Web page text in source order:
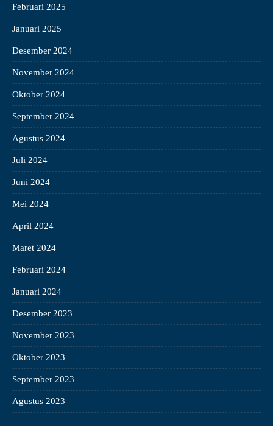
Februari 2025
Januari 2025
Desember 2024
November 2024
Oktober 2024
September 2024
Agustus 2024
Juli 2024
Juni 2024
Mei 2024
April 2024
Maret 2024
Februari 2024
Januari 2024
Desember 2023
November 2023
Oktober 2023
September 2023
Agustus 2023